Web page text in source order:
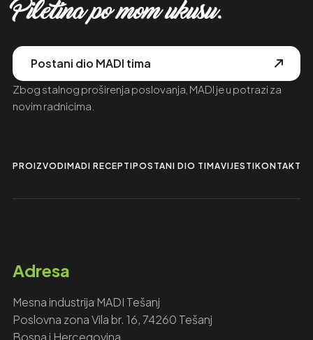
Piletina po mom ukusu.
Postani dio MADI tima
Zbog stalnog proširenja poslovanja, MADI je u potrazi za
novim radnicima.
PROIZVODIMADI RECEPTIPOSTANI DIO TIMAVIJESTI
Adresa
Mesna industrija MADI Tešanj
Poslovna zona Vila br. 16, 74260 Tešanj